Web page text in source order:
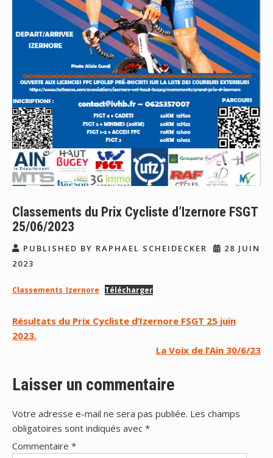
Classements du Prix Cycliste d’Izernore FSGT
25/06/2023
PUBLISHED BY RAPHAEL SCHEIDECKER
28 JUIN
2023
Classements_Izernore Télécharger
Navigation
de
Résultats du Prix Cycliste d’Izernore FSGT 25 juin
2023.
La Voix de l’Ain 30/6/23
Laisser un commentaire
Votre adresse e-mail ne sera pas publiée. Les champs
obligatoires sont indiqués avec *
Commentaire *